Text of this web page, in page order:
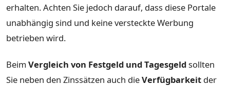
erhalten. Achten Sie jedoch darauf, dass diese Portale
unabhängig sind und keine versteckte Werbung
betrieben wird.
BeimVergleich von Festgeld und Tagesgeldsollten
Sie neben den Zinssätzen auch dieVerfügbarkeit der